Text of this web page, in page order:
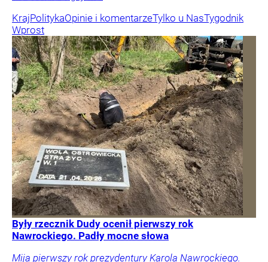
KrajPolitykaOpinie i komentarzeTylko u NasTygodnik
Wprost
Były rzecznik Dudy ocenił pierwszy rok
Nawrockiego. Padły mocne słowa
Mija pierwszy rok prezydentury Karola Nawrockiego.